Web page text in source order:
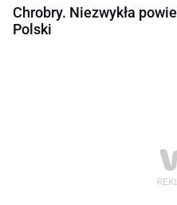
Chrobry. Niezwykła
Polski